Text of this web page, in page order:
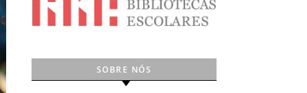
SOBRE NÓS